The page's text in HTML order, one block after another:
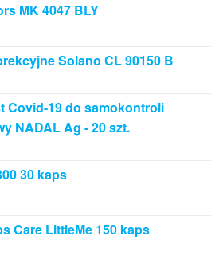
MK 4047 BLY
Solano CL 90150 B
Covid-19 do samokontroli
NADAL Ag - 20 szt.
30 kaps
Care LittleMe 150 kaps